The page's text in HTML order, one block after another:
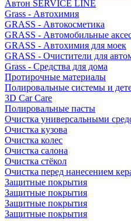
Автон SERVICE LINE
Grass - Автохимия
GRASS - Автокосметика
GRASS - Автомобильные
GRASS - Автохимия для моек
GRASS - Очистители для
Grass - Средства для дома
Протирочные материалы
Полировальные системы и
3D Car Care
Полировальные пасты
Очистка универсальными
Очистка кузова
Очистка колес
Очистка салона
Очистка стёкол
Очистка перед нанесением
Защитные покрытия
Защитные покрытия
Защитные покрытия
Защитные покрытия